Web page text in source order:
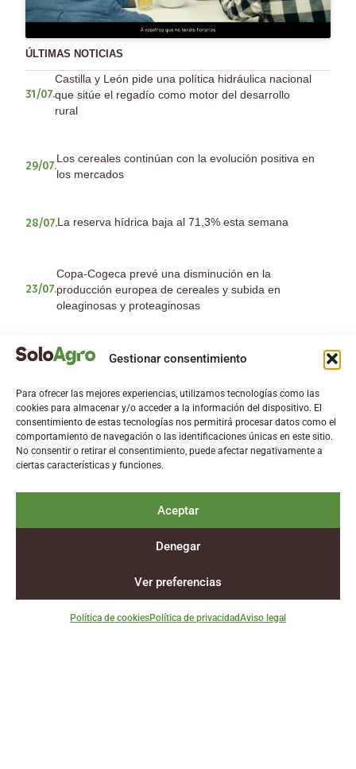
Gestionar consentimiento
Para ofrecer las mejores experiencias, utilizamos tecnologías como las
cookies para almacenar y/o acceder a la información del dispositivo. El
consentimiento de estas tecnologías nos permitirá procesar datos como el
comportamiento de navegación o las identificaciones únicas en este sitio.
No consentir o retirar el consentimiento, puede afectar negativamente a
ciertas características y funciones.
Aceptar
Denegar
Ver preferencias
Política de cookiesPolítica de privacidadAviso legal
ÚLTIMAS NOTICIAS
31/07.
Castilla y León pide una política hidráulica nacional
que sitúe el regadío como motor del desarrollo
rural
29/07.
Los cereales continúan con la evolución positiva en
los mercados
28/07.La reserva hídrica baja al 71,3% esta semana
23/07.
Copa-Cogeca prevé una disminución en la
producción europea de cereales y subida en
oleaginosas y proteaginosas
23/07.
ASAJA recibe con optimismo la subida de los
cereales aunque con cautela sobre la evolución
Noticias
La voz del sector
La actualidad
del campo en
tu bandeja de
entrada.
Suscríbete
gratis a